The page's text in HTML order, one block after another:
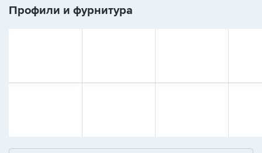
Профили и фурнитура